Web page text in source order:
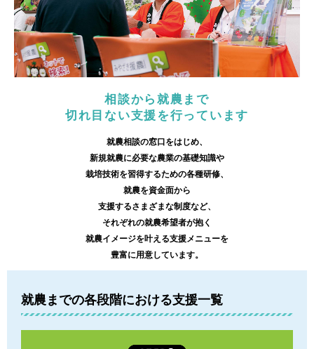
相談から就農まで
切れ目ない支援を行っています
就農相談の窓口をはじめ、
新規就農に必要な農業の基礎知識や
栽培技術を習得するための各種研修、
就農を資金面から
支援するさまざまな制度など、
それぞれの就農希望者が抱く
就農イメージを叶える支援メニューを
豊富に用意しています。
就農までの各段階における支援一覧